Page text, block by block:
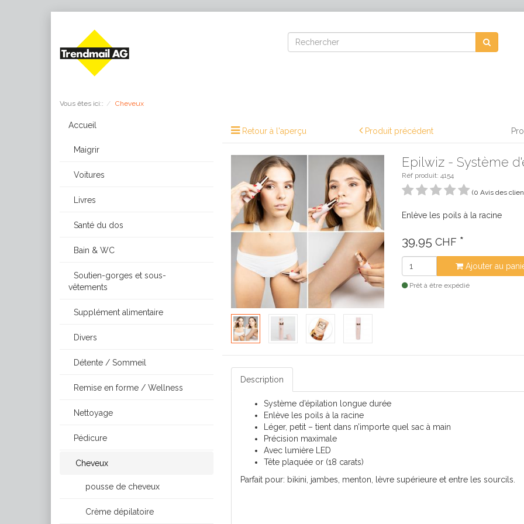
Vous êtes ici:: Cheveux
Accueil
Maigrir
Voitures
Livres
Santé du dos
Bain & WC
Soutien-gorges et sous-
vêtements
Supplément alimentaire
Divers
Détente / Sommeil
Remise en forme / Wellness
Nettoyage
Pédicure
Cheveux
pousse de cheveux
Crème dépilatoire
Retour à l'aperçu Produit précédent
Epilwiz - Système
Réf produit: 4154
(0 Avis des
Enlève les poils à la racine
39,95 CHF *
Ajouter au
Prêt à être expédié
Description
Système d’épilation longue durée
Enlève les poils à la racine
Léger, petit – tient dans n’importe quel sac à main
Précision maximale
Avec lumière LED
Tête plaquée or (18 carats)
Parfait pour: bikini, jambes, menton, lèvre supérieure et entre les sourcils.